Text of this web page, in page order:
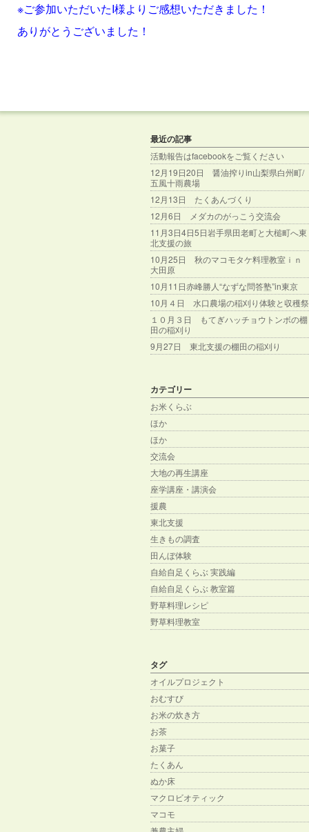
※ご参加いただいたI様よりご感想いただきました！
ありがとうございました！
最近の記事
活動報告はfacebookをご覧ください
12月19日20日 醤油搾りin山梨県白州町/
五風十雨農場
12月13日 たくあんづくり
12月6日 メダカのがっこう交流会
11月3日4日5日岩手県田老町と大槌町へ東
北支援の旅
10月25日 秋のマコモタケ料理教室ｉｎ
大田原
10月11日赤峰勝人“なずな問答塾”in東京
10月４日 水口農場の稲刈り体験と収穫祭
１０月３日 もてぎハッチョウトンボの棚
田の稲刈り
9月27日 東北支援の棚田の稲刈り
カテゴリー
お米くらぶ
ほか
ほか
交流会
大地の再生講座
座学講座・講演会
援農
東北支援
生きもの調査
田んぼ体験
自給自足くらぶ 実践編
自給自足くらぶ 教室篇
野草料理レシピ
野草料理教室
タグ
オイルプロジェクト
おむすび
お米の炊き方
お茶
お菓子
たくあん
ぬか床
マクロビオティック
マコモ